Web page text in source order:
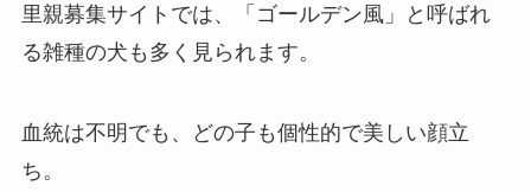
里親募集サイトでは、「ゴールデン風」と呼ばれ
る雑種の犬も多く見られます。
血統は不明でも、どの子も個性的で美しい顔立
ち。